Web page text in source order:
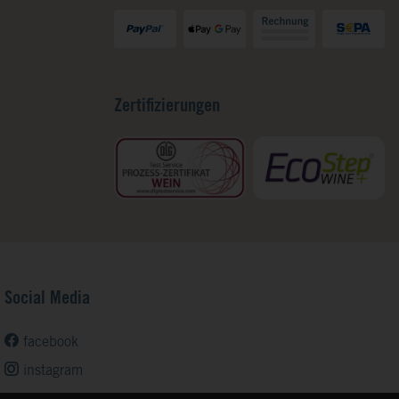
Zertifizierungen
Social Media
facebook
instagram